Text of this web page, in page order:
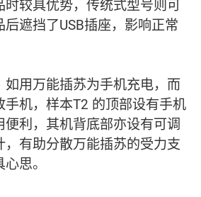
较具优势，传统式型号则可
遮挡了USB插座，影响正常
如用万能插苏为手机充电，而
机，样本T2 的顶部设有手机
利，其机背底部亦设有可调
，有助分散万能插苏的受力支
思。